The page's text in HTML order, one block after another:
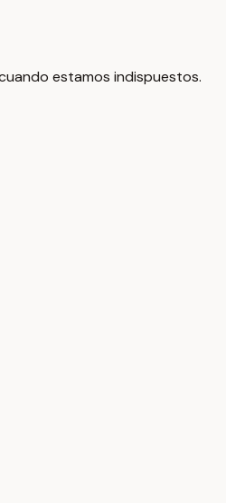
estamos indispuestos.